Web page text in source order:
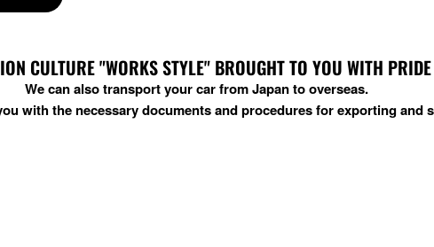
CULTURE "WORKS STYLE" BROUGHT TO YOU WITH
We can also transport your car from Japan to overseas.
with the necessary documents and procedures for exporting and